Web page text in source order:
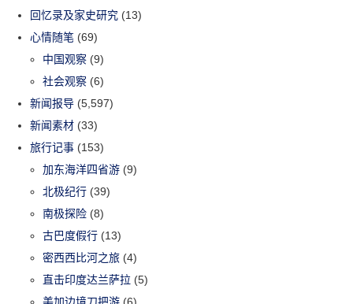
回忆录及家史研究 (13)
心情随笔 (69)
中国观察 (9)
社会观察 (6)
新闻报导 (5,597)
新闻素材 (33)
旅行记事 (153)
加东海洋四省游 (9)
北极纪行 (39)
南极探险 (8)
古巴度假行 (13)
密西西比河之旅 (4)
直击印度达兰萨拉 (5)